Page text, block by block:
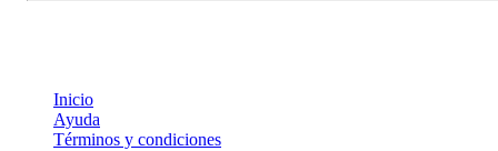
Inicio
Ayuda
Términos y condiciones